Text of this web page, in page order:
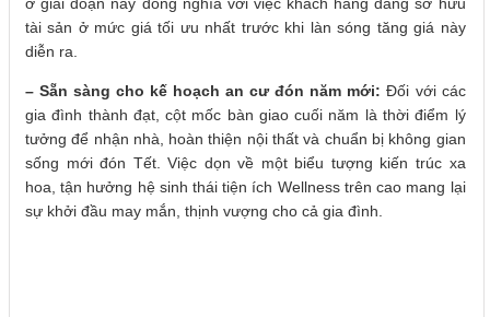
tài sản ở mức giá tối ưu nhất trước khi làn sóng tăng giá này
diễn ra.
– Sẵn sàng cho kế hoạch an cư đón năm mới: Đối với các
gia đình thành đạt, cột mốc bàn giao cuối năm là thời điểm lý
tưởng để nhận nhà, hoàn thiện nội thất và chuẩn bị không gian
sống mới đón Tết. Việc dọn về một biểu tượng kiến trúc xa
hoa, tận hưởng hệ sinh thái tiện ích Wellness trên cao mang lại
sự khởi đầu may mắn, thịnh vượng cho cả gia đình.